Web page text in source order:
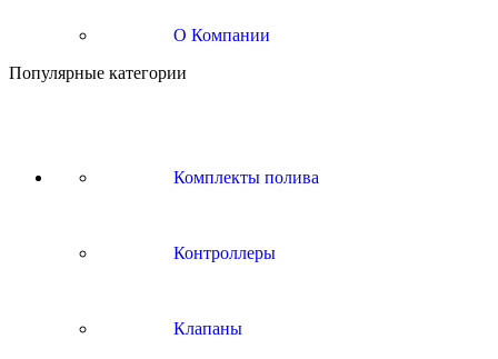
О Компании
Популярные категории
Комплекты полива
Контроллеры
Клапаны